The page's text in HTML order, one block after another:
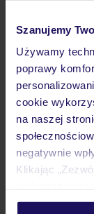
Szanujemy
Używamy
poprawy
cookie
na naszej
negatywnie
Klikając
Opinie
Pokoje
Wyżywienie